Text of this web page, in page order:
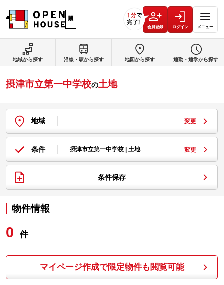
会員登録 ログイン メニュー
摂津市立第一中学校の土地
地域 変更
条件 摂津市立第一中学校 | 土地 変更
条件保存
物件情報
0 件
マイページ作成で限定物件も閲覧可能
地域から探す 沿線・駅から探す 地図から探す 通勤・通学から探す